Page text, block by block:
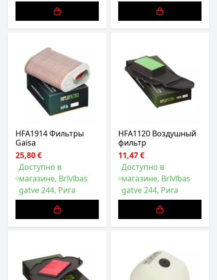
HFA1914 Фильтры
Gaisa
25,80 €
Доступно в
магазине, Brīvības
gatve 244, Рига
HFA1120 Воздушный
фильтр
11,47 €
Доступно в
магазине, Brīvības
gatve 244, Рига